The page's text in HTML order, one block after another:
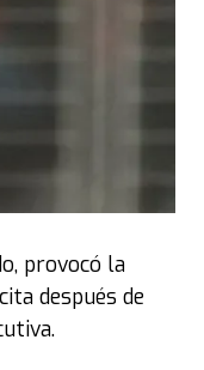
provocó la
después de